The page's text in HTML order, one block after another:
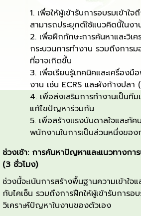
เพื่อให้ผู้เข้ารับการอบรมเข้าใจ
สามารถประยุกต์ใช้แนวคิดนี้ในง
เพื่อฝึกทักษะการค้นหาและวิเ
กระบวนการทำงาน รวมถึงการ
ที่อาจเกิดขึ้น
เพื่อเรียนรู้เทคนิคและเครื่อง
งาน เช่น ECRS และผังก้างปล
เพื่อส่งเสริมการทำงานเป็นที
แก้ไขปัญหาร่วมกัน
เพื่อสร้างแรงบันดาลใจและทั
พนักงานในการเป็นส่วนหนึ่งขอ
ช่วงเช้า: การค้นหาปัญหาและแนวทางกา
(3 ชั่วโมง)
ช่วงนี้จะเน้นการสร้างพื้นฐานความเข้าใ
กับไคเซ็น รวมถึงการฝึกให้ผู้เข้ารับการอ
วิเคราะห์ปัญหาในงานของตัวเอง